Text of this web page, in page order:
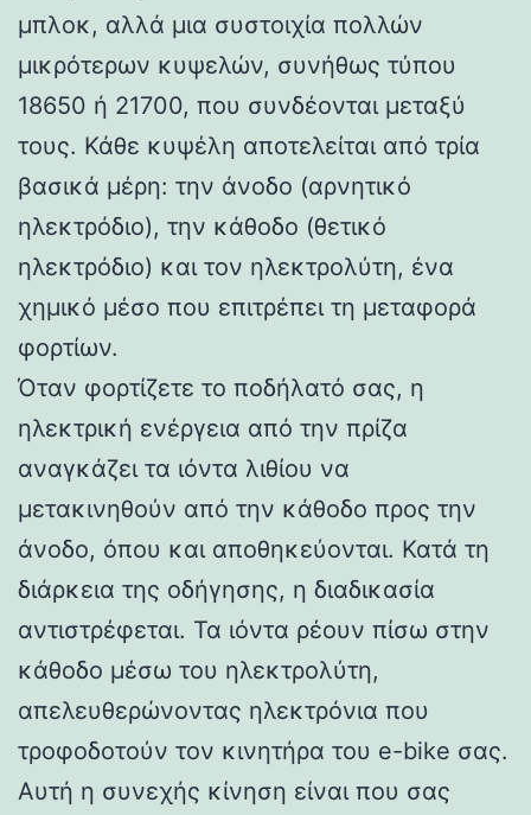
μπλοκ, αλλά μια συστοιχία πολλών
μικρότερων κυψελών, συνήθως τύπου
18650 ή 21700, που συνδέονται μεταξύ
τους. Κάθε κυψέλη αποτελείται από τρία
βασικά μέρη: την άνοδο (αρνητικό
ηλεκτρόδιο), την κάθοδο (θετικό
ηλεκτρόδιο) και τον ηλεκτρολύτη, ένα
χημικό μέσο που επιτρέπει τη μεταφορά
φορτίων.
Όταν φορτίζετε το ποδήλατό σας, η
ηλεκτρική ενέργεια από την πρίζα
αναγκάζει τα ιόντα λιθίου να
μετακινηθούν από την κάθοδο προς την
άνοδο, όπου και αποθηκεύονται. Κατά τη
διάρκεια της οδήγησης, η διαδικασία
αντιστρέφεται. Τα ιόντα ρέουν πίσω στην
κάθοδο μέσω του ηλεκτρολύτη,
απελευθερώνοντας ηλεκτρόνια που
τροφοδοτούν τον κινητήρα του e-bike σας.
Αυτή η συνεχής κίνηση είναι που σας